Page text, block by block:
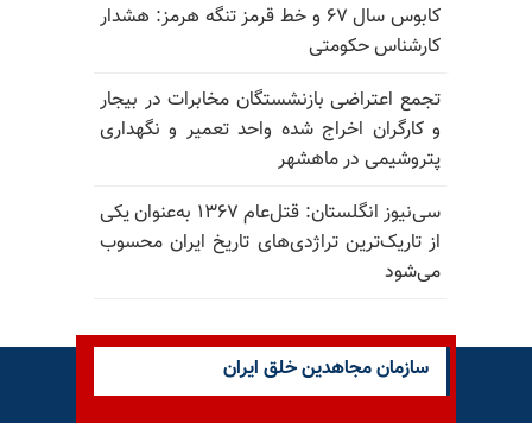
کابوس سال ۶۷ و خط قرمز تنگه هرمز: هشدار
کارشناس حکومتی
تجمع اعتراضی بازنشستگان مخابرات در بیجار
و کارگران اخراج شده واحد تعمیر و نگهداری
پتروشیمی در ماهشهر
سی‌نیوز انگلستان: قتل‌عام ۱۳۶۷ به‌عنوان یکی
از تاریک‌ترین تراژدی‌های تاریخ ایران محسوب
می‌شود
سازمان مجاهدین خلق ایران